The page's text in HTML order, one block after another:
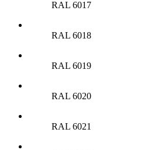
RAL 6017
RAL 6018
RAL 6019
RAL 6020
RAL 6021